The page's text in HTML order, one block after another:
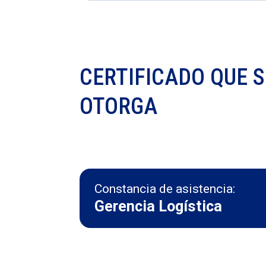
CERTIFICADO QUE
OTORGA
Constancia de asistencia:
Gerencia Logística